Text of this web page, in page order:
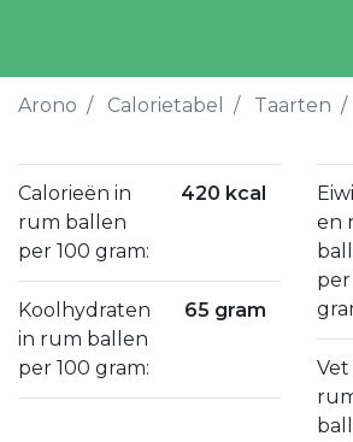
Arono Calorietabel Taarten
Calorieën in
rum ballen
per 100 gram:
420 kcal
Koolhydraten
in rum ballen
per 100 gram:
65 gram
en
per
Vet